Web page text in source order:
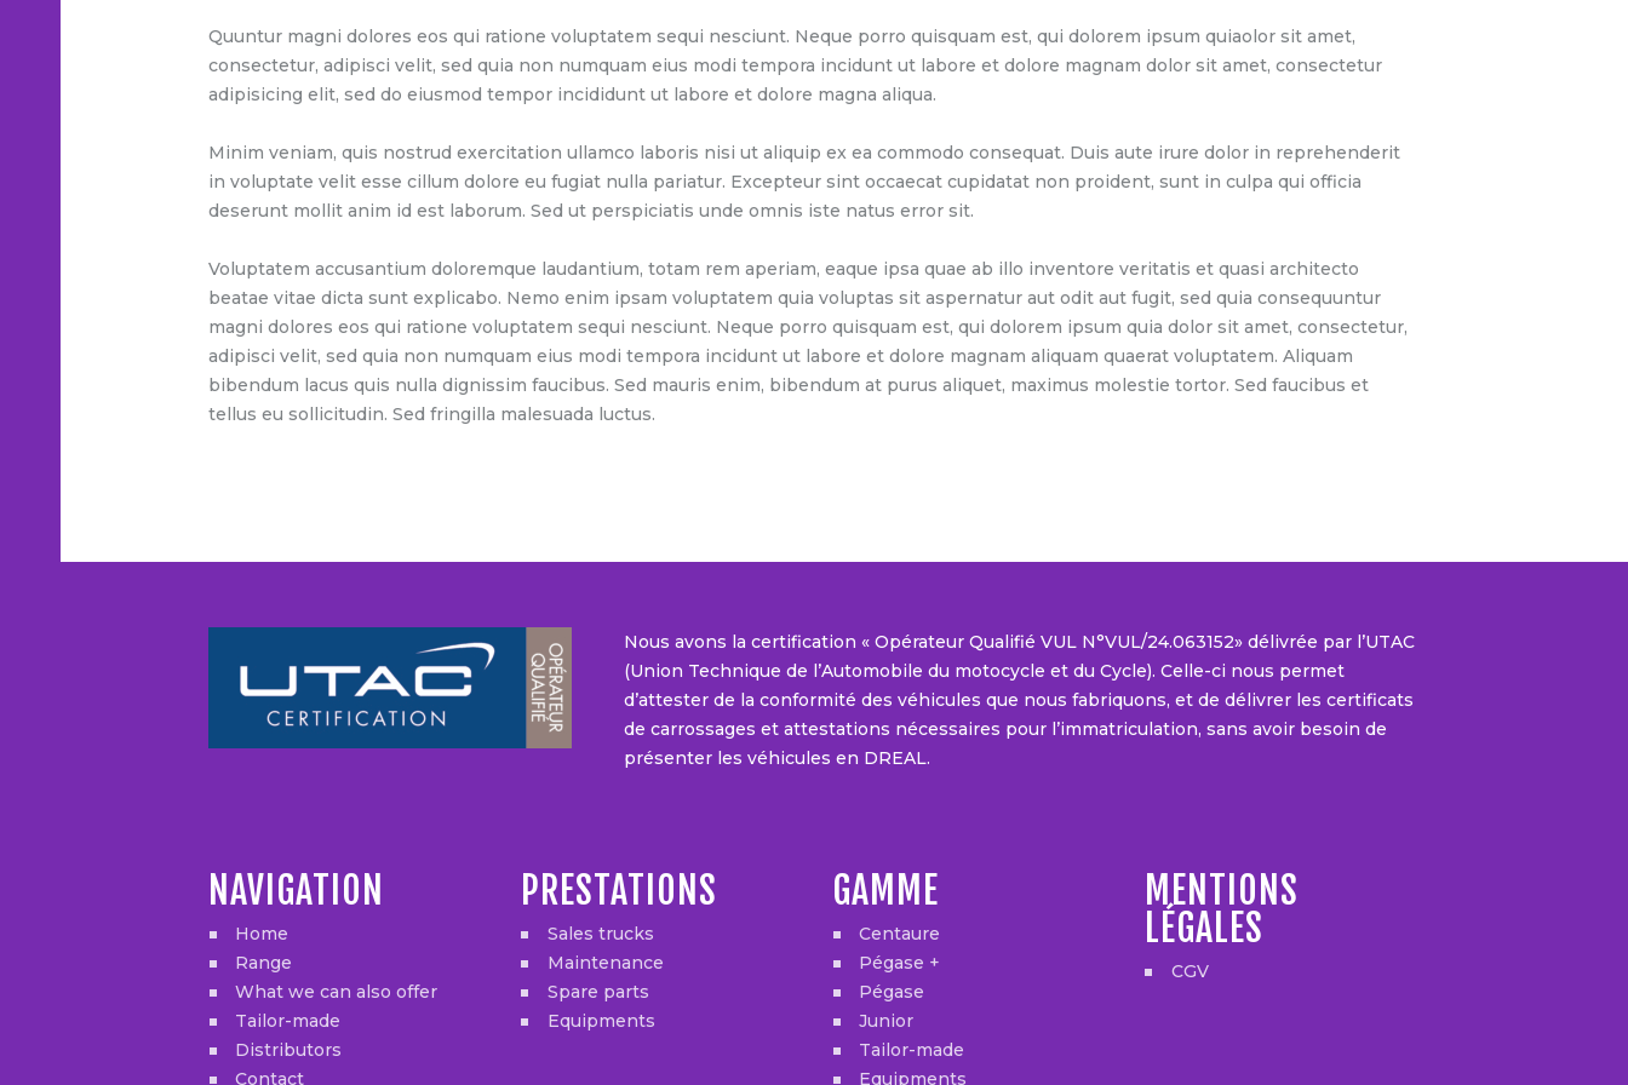
Quuntur magni dolores eos qui ratione voluptatem sequi nesciunt. Neque porro quisquam est, qui dolorem ipsum quiaolor sit amet,
consectetur, adipisci velit, sed quia non numquam eius modi tempora incidunt ut labore et dolore magnam dolor sit amet, consectetur
adipisicing elit, sed do eiusmod tempor incididunt ut labore et dolore magna aliqua.
Minim veniam, quis nostrud exercitation ullamco laboris nisi ut aliquip ex ea commodo consequat. Duis aute irure dolor in reprehenderit
in voluptate velit esse cillum dolore eu fugiat nulla pariatur. Excepteur sint occaecat cupidatat non proident, sunt in culpa qui officia
deserunt mollit anim id est laborum. Sed ut perspiciatis unde omnis iste natus error sit.
Voluptatem accusantium doloremque laudantium, totam rem aperiam, eaque ipsa quae ab illo inventore veritatis et quasi architecto
beatae vitae dicta sunt explicabo. Nemo enim ipsam voluptatem quia voluptas sit aspernatur aut odit aut fugit, sed quia consequuntur
magni dolores eos qui ratione voluptatem sequi nesciunt. Neque porro quisquam est, qui dolorem ipsum quia dolor sit amet, consectetur,
adipisci velit, sed quia non numquam eius modi tempora incidunt ut labore et dolore magnam aliquam quaerat voluptatem. Aliquam
bibendum lacus quis nulla dignissim faucibus. Sed mauris enim, bibendum at purus aliquet, maximus molestie tortor. Sed faucibus et
tellus eu sollicitudin. Sed fringilla malesuada luctus.
Nous avons la certification « Opérateur Qualifié VUL N°VUL/24.063152» délivrée par l’UTAC
(Union Technique de l’Automobile du motocycle et du Cycle). Celle-ci nous permet
d’attester de la conformité des véhicules que nous fabriquons, et de délivrer les certificats
de carrossages et attestations nécessaires pour l’immatriculation, sans avoir besoin de
présenter les véhicules en DREAL.
NAVIGATION
Home
Range
What we can also offer
Tailor-made
Distributors
Contact
PRESTATIONS
Sales trucks
Maintenance
Spare parts
Equipments
GAMME
Centaure
Pégase +
Pégase
Junior
Tailor-made
Equipments
MENTIONS
LÉGALES
CGV